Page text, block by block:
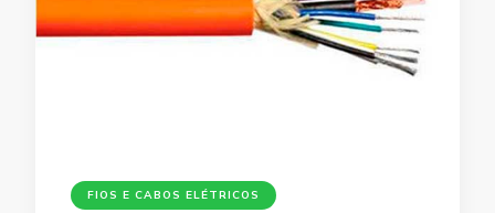
FIOS E CABOS ELÉTRICOS